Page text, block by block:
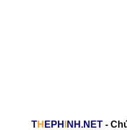
TH EPH NH.NET-